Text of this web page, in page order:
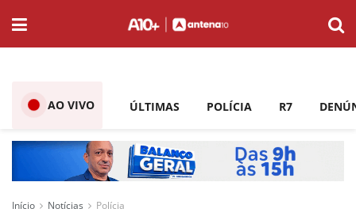
AO VIVO ÚLTIMAS POLÍCIA R7
Início Notícias Polícia